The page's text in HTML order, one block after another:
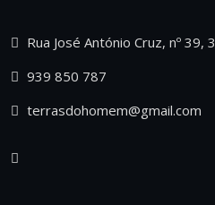
Rua José António Cruz, nº
939 850 787
terrasdohomem@gmail.com